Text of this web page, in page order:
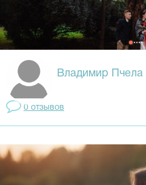
Владимир Пчела
0 отзывов